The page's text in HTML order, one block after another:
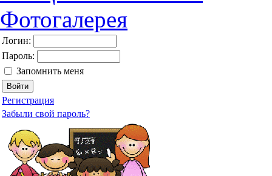
Фотогалерея
Логин:
Пароль:
Запомнить меня
Регистрация
Забыли свой пароль?